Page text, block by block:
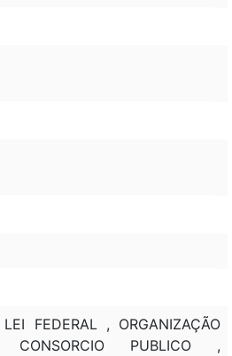
FEDERAL , ORGANIZAÇÃO
CONSORCIO PUBLICO ,